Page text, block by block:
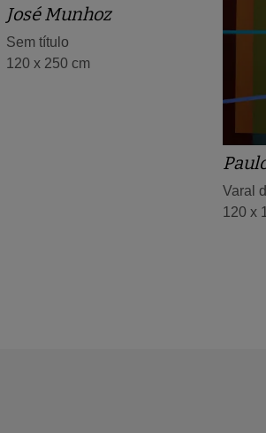
José Munhoz
Sem título
120 x 250 cm
Varal
120 x